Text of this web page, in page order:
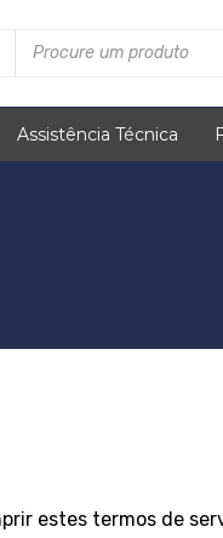
Assistência Técnica
estes termos de